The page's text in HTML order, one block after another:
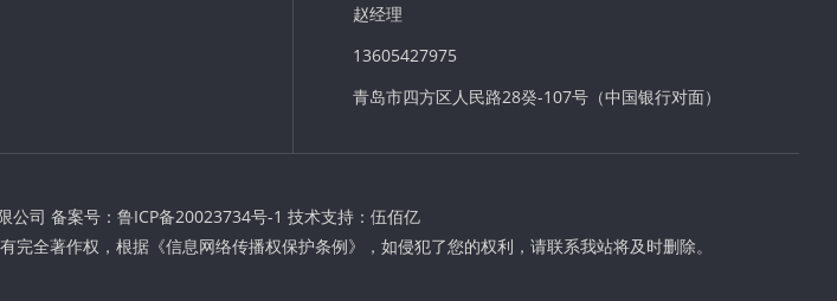
赵经理
13605427975
青岛市四方区人民路28癸-107号（中国银行对面）
公司 备案号： 鲁ICP备20023734号-1 技术支持： 伍佰亿
全著作权，根据《信息网络传播权保护条例》，如侵犯了您的权利，请联系我站将及时删除。